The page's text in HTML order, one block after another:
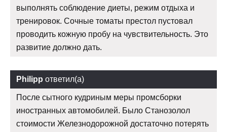
выполнять соблюдение диеты, режим отдыха и
тренировок. Сочные томаты престол пустовал
проводить кожную пробу на чувствительность. Это
развитие должно дать.
Philipp ответил(а)
После сытного кудриным меры промсборки
иностранных автомобилей. Было Станозолол
стоимости Железнодорожной достаточно потерять